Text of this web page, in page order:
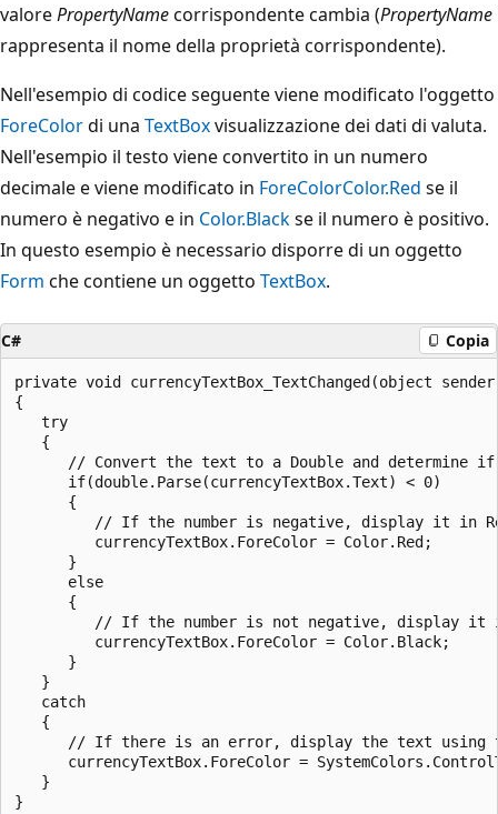
valorePropertyNamecorrispondente cambia (PropertyName
rappresenta il nome della proprietà corrispondente).
Nell'esempio di codice seguente viene modificato l'oggetto
ForeColordi una TextBoxvisualizzazione dei dati di valuta.
Nell'esempio il testo viene convertito in un numero
decimale e viene modificato in ForeColorColor.Red se il
numero è negativo e in Color.Blackse il numero è positivo.
In questo esempio è necessario disporre di un oggetto
Form che contiene un oggetto TextBox.
C# Copia
private void currencyTextBox_TextChanged(object
{
   try
   {
// Convert the text to a Double and determine
      if(double.Parse(currencyTextBox.Text) < 0)
      {
// If the number is negative, display it in
         currencyTextBox.ForeColor = Color.Red;
      }
      else
      {
// If the number is not negative, display it
         currencyTextBox.ForeColor = Color.Black;
      }
   }
   catch
   {
// If there is an error, display the text using
currencyTextBox.ForeColor =
   }